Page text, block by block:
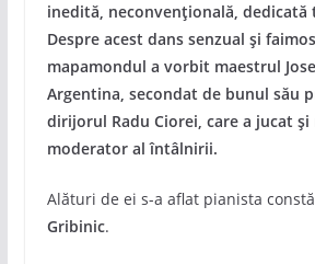
inedită, neconvențională, dedicată
Despre acest dans senzual și
mapamondul a vorbit maestrul
Argentina, secondat de bunul său
dirijorul Radu Ciorei, care a jucat
moderator al întâlnirii.
Alături de ei s-a aflat pianista
Gribinic.